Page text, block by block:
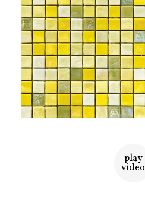
play
video